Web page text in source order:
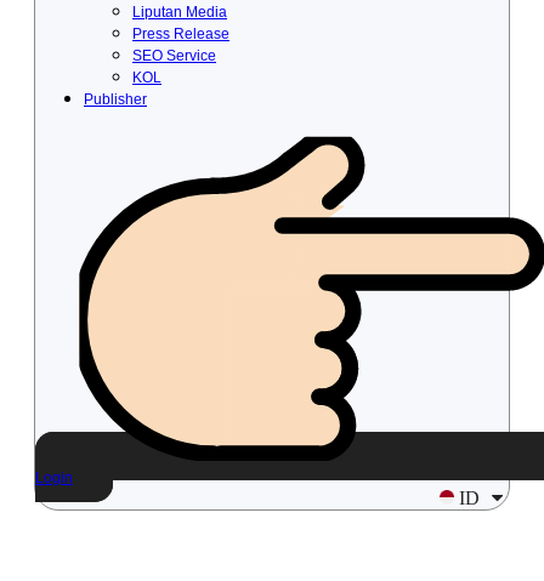
Liputan Media
Press Release
SEO Service
KOL
Publisher
Login
ID